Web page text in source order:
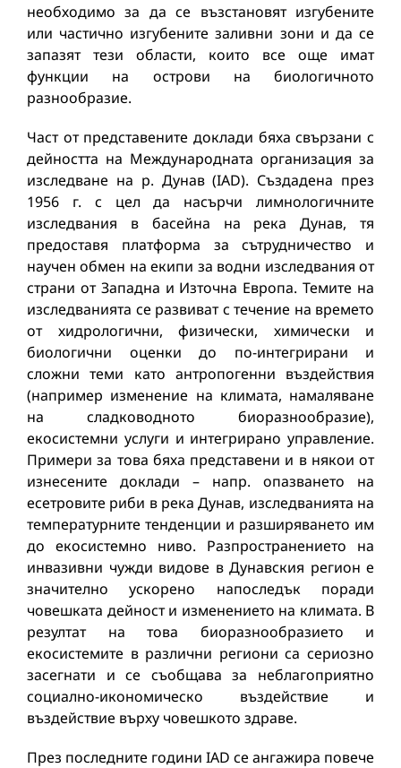
необходимо за да се възстановят изгубените
или частично изгубените заливни зони и да се
запазят тези области, които все още имат
функции на острови на биологичното
разнообразие.
Част от представените доклади бяха свързани с
дейността на Международната организация за
изследване на р. Дунав (IAD). Създадена през
1956 г. с цел да насърчи лимнологичните
изследвания в басейна на река Дунав, тя
предоставя платформа за сътрудничество и
научен обмен на екипи за водни изследвания от
страни от Западна и Източна Европа. Темите на
изследванията се развиват с течение на времето
от хидрологични, физически, химически и
биологични оценки до по-интегрирани и
сложни теми като антропогенни въздействия
(например изменение на климата, намаляване
на сладководното биоразнообразие),
екосистемни услуги и интегрирано управление.
Примери за това бяха представени и в някои от
изнесените доклади – напр. опазването на
есетровите риби в река Дунав, изследванията на
температурните тенденции и разширяването им
до екосистемно ниво. Разпространението на
инвазивни чужди видове в Дунавския регион е
значително ускорено напоследък поради
човешката дейност и изменението на климата. В
резултат на това биоразнообразието и
екосистемите в различни региони са сериозно
засегнати и се съобщава за неблагоприятно
социално-икономическо въздействие и
въздействие върху човешкото здраве.
През последните години IAD се ангажира повече